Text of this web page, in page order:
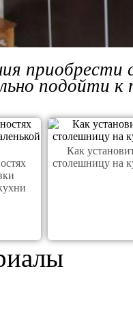
приобрести
подойти к
Как
столешницу на